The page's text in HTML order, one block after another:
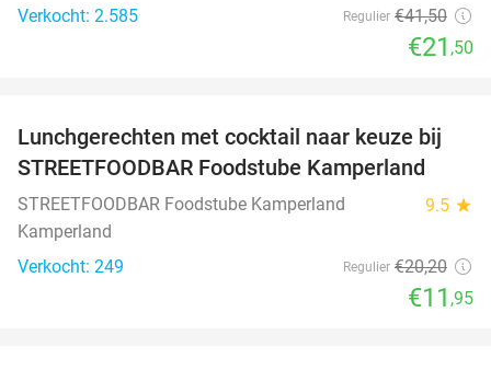
Verkocht: 2.585
Regulier €41,50
€21 ,50
41%
Lunchgerechten met cocktail naar keuze bij
STREETFOODBAR Foodstube Kamperland
STREETFOODBAR Foodstube Kamperland 9.5 star
Kamperland
Verkocht: 249
Regulier €20,20
€11 ,95